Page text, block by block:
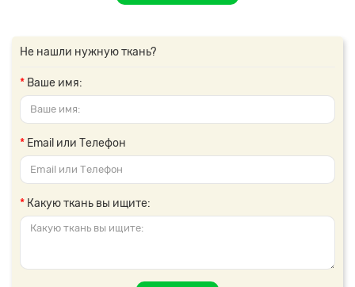
Не нашли нужную ткань?
Ваше имя:
Email или Телефон
Какую ткань вы ищите: